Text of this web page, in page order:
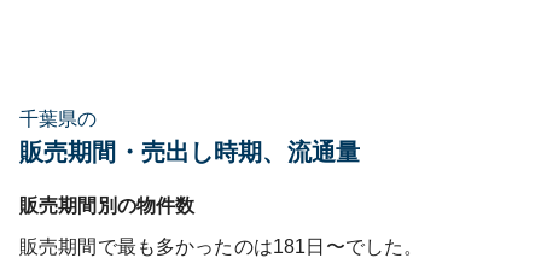
千葉県の
販売期間・売出し時期、流通量
販売期間別の物件数
販売期間で最も多かったのは181日〜でした。